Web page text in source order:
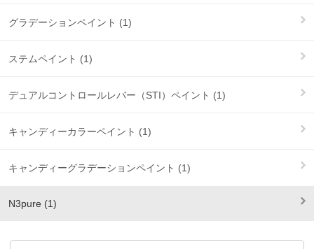
グラデーションペイント (1)
ステムペイント (1)
デュアルコントロールレバー（STI）ペイント (1)
キャンディーカラーペイント (1)
キャンディーグラデーションペイント (1)
N3pure (1)